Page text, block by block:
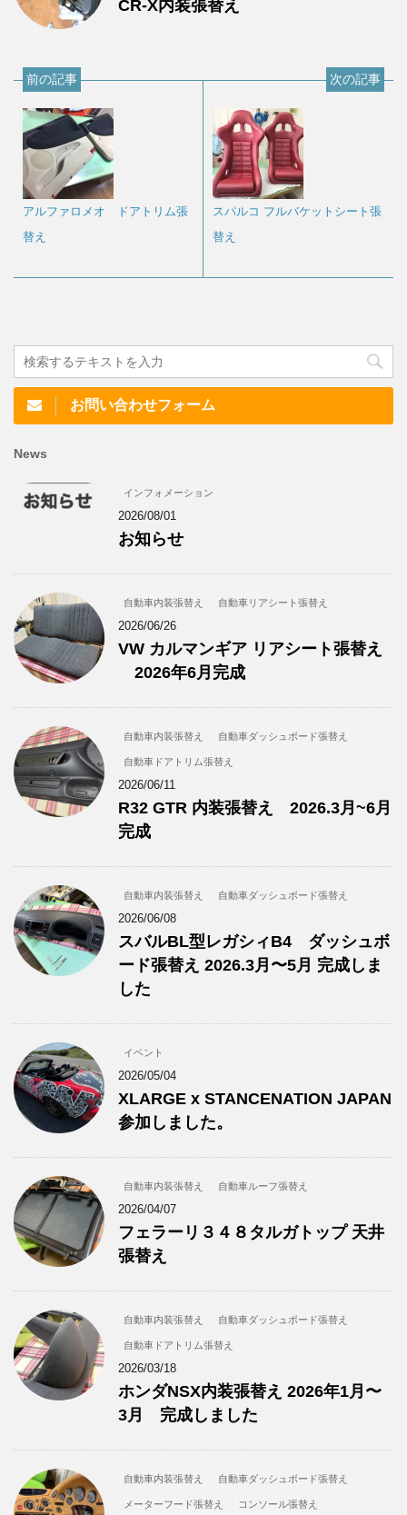
CR-X内装張替え
前の記事
アルファロメオ ドアトリム張
替え
次の記事
スパルコ フルバケットシート張
替え
お問い合わせフォーム
News
インフォメーション
2026/08/01
お知らせ
自動車内装張替え 自動車リアシート張替え
2026/06/26
VW カルマンギア リアシート張替え
2026年6月完成
自動車内装張替え 自動車ダッシュボード張替え
自動車ドアトリム張替え
2026/06/11
R32 GTR 内装張替え 2026.3月~6月
完成
自動車内装張替え 自動車ダッシュボード張替え
2026/06/08
スバルBL型レガシィB4 ダッシュボ
ード張替え 2026.3月〜5月 完成しま
した
イベント
2026/05/04
XLARGE x STANCENATION JAPAN
参加しました。
自動車内装張替え 自動車ルーフ張替え
2026/04/07
フェラーリ３４８タルガトップ 天井
張替え
自動車内装張替え 自動車ダッシュボード張替え
自動車ドアトリム張替え
2026/03/18
ホンダNSX内装張替え 2026年1月〜
3月 完成しました
自動車内装張替え 自動車ダッシュボード張替え
メーターフード張替え コンソール張替え